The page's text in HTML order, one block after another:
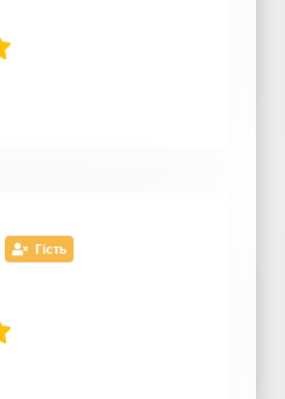
Гість